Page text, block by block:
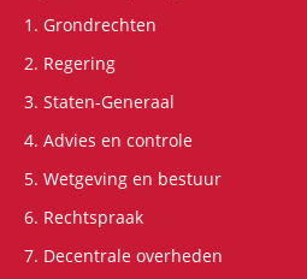
1. Grondrechten
2. Regering
3. Staten-Generaal
4. Advies en controle
5. Wetgeving en bestuur
6. Rechtspraak
7. Decentrale overheden